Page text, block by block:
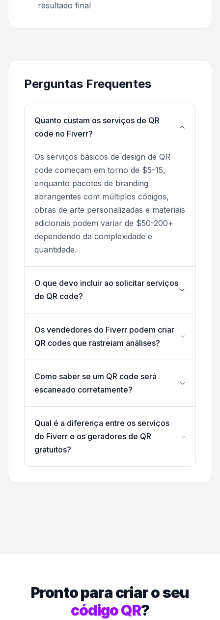
resultado final
Perguntas Frequentes
Quanto custam os serviços de QR
code no Fiverr?
Os serviços básicos de design de QR
code começam em torno de $5-15,
enquanto pacotes de branding
abrangentes com múltiplos códigos,
obras de arte personalizadas e materiais
adicionais podem variar de $50-200+
dependendo da complexidade e
quantidade.
O que devo incluir ao solicitar serviços
de QR code?
Os vendedores do Fiverr podem criar
QR codes que rastreiam análises?
Como saber se um QR code será
escaneado corretamente?
Qual é a diferença entre os serviços
do Fiverr e os geradores de QR
gratuitos?
Pronto para criar o seu
código QR?